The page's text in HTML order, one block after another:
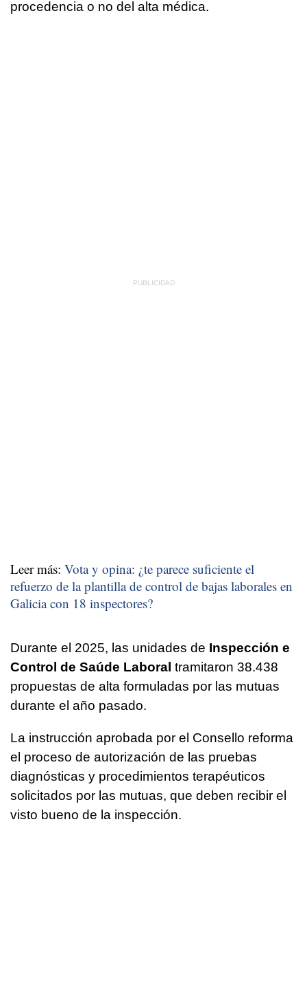
procedencia o no del alta médica.
Leer más: Vota y opina: ¿te parece suficiente el
refuerzo de la plantilla de control de bajas laborales en
Galicia con 18 inspectores?
Durante el 2025, las unidades de Inspección e
Control de Saúde Laboral tramitaron 38.438
propuestas de alta formuladas por las mutuas
durante el año pasado.
La instrucción aprobada por el Consello reforma
el proceso de autorización de las pruebas
diagnósticas y procedimientos terapéuticos
solicitados por las mutuas, que deben recibir el
visto bueno de la inspección.